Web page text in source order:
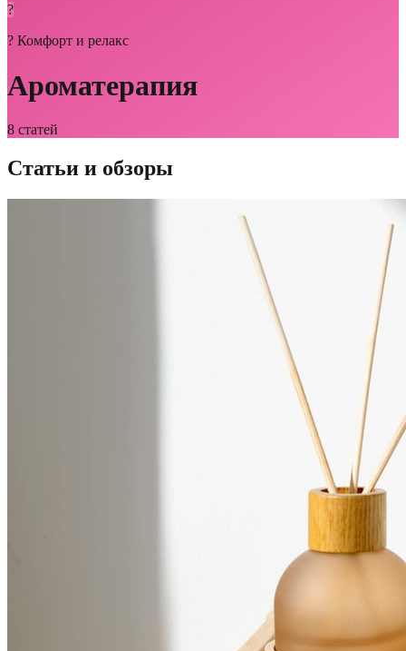
?️
? Комфорт и релакс
Ароматерапия
8 статей
Статьи и обзоры